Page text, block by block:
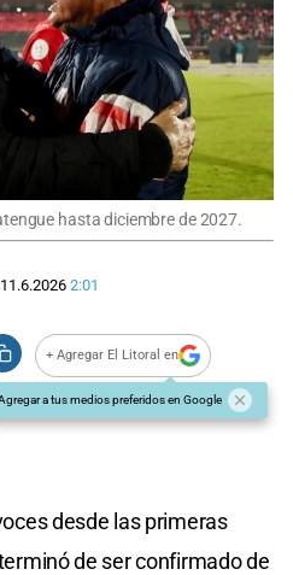
hasta diciembre de 2027.
2:01
+ Agregar El Litoral en
a tus medios preferidos en Google
desde las primeras
de ser confirmado de